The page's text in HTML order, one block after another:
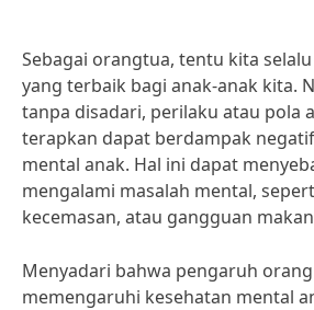
Sebagai orangtua, tentu kita
yang terbaik bagi anak-anak kita.
tanpa disadari, perilaku atau pola
terapkan dapat berdampak
mental anak. Hal ini dapat
mengalami masalah mental,
kecemasan, atau gangguan
Menyadari bahwa pengaruh
memengaruhi kesehatan mental